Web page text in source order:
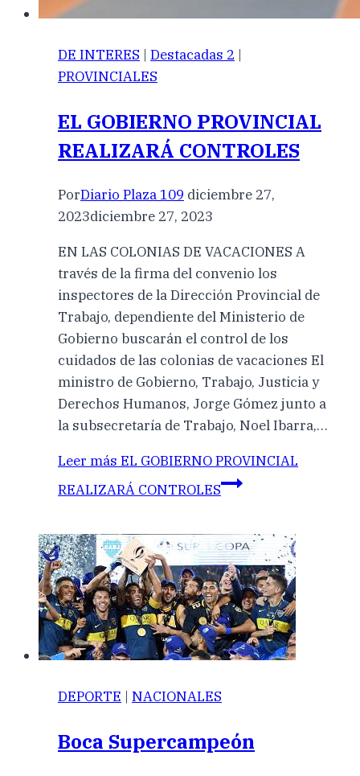
DE INTERES | Destacadas 2 |
PROVINCIALES
EL GOBIERNO PROVINCIAL
REALIZARÁ CONTROLES
PorDiario Plaza 109 diciembre 27,
2023diciembre 27, 2023
EN LAS COLONIAS DE VACACIONES A
través de la firma del convenio los
inspectores de la Dirección Provincial de
Trabajo, dependiente del Ministerio de
Gobierno buscarán el control de los
cuidados de las colonias de vacaciones El
ministro de Gobierno, Trabajo, Justicia y
Derechos Humanos, Jorge Gómez junto a
la subsecretaría de Trabajo, Noel Ibarra,…
Leer más EL GOBIERNO PROVINCIAL
REALIZARÁ CONTROLES
DEPORTE | NACIONALES
Boca Supercampeón